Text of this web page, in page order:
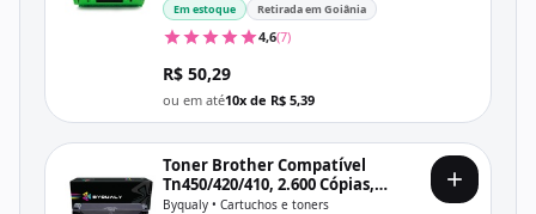
Em estoque Retirada em Goiânia
4,6(7)
R$ 50,29
ou em até10x de R$ 5,39
Toner Brother Compatível
Tn450/420/410, 2.600 Cópias,
Byqualy
Byqualy • Cartuchos e toners